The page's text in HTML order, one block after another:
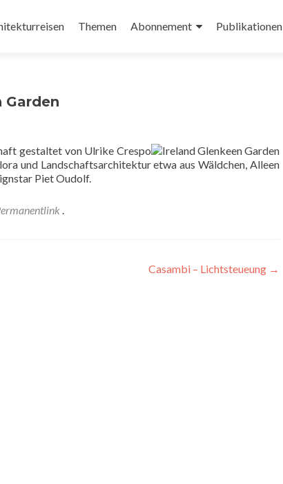
Themen Abonnement Publikationen
gestaltet von Ulrike Crespo
und Landschaftsarchitektur etwa aus Wäldchen, Alleen
Piet Oudolf.
.
Casambi – Lichtsteueung →